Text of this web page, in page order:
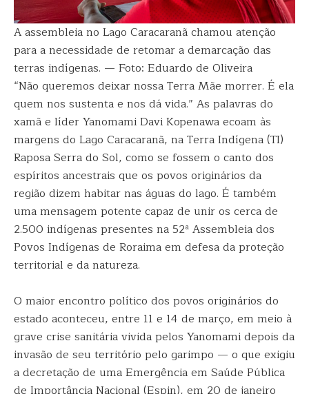
A assembleia no Lago Caracaranã chamou atenção
para a necessidade de retomar a demarcação das
terras indígenas. — Foto: Eduardo de Oliveira
“Não queremos deixar nossa Terra Mãe morrer. É ela
quem nos sustenta e nos dá vida.” As palavras do
xamã e líder Yanomami Davi Kopenawa ecoam às
margens do Lago Caracaranã, na Terra Indígena (TI)
Raposa Serra do Sol, como se fossem o canto dos
espíritos ancestrais que os povos originários da
região dizem habitar nas águas do lago. É também
uma mensagem potente capaz de unir os cerca de
2.500 indígenas presentes na 52ª Assembleia dos
Povos Indígenas de Roraima em defesa da proteção
territorial e da natureza.
O maior encontro político dos povos originários do
estado aconteceu, entre 11 e 14 de março, em meio à
grave crise sanitária vivida pelos Yanomami depois da
invasão de seu território pelo garimpo — o que exigiu
a decretação de uma Emergência em Saúde Pública